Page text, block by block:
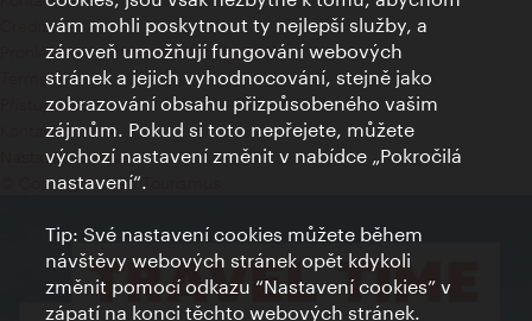
Credits
Prohlášení o ochraně osobních údajů
Terms of Use
Přístupnost
Kontakt pro tisk
Nastavení cookies
© Copyright Wien Tourismus
vám mohli poskytnout ty nejlepší služby, a
zároveň umožňují fungování webových
stránek a jejich vyhodnocování, stejně jako
zobrazování obsahu přizpůsobeného vašim
zájmům. Pokud si toto nepřejete, můžete
výchozí nastavení změnit v nabídce „Pokročilá
nastavení“.
Tip: Své nastavení cookies můžete během
návštěvy webových stránek opět kdykoli
změnit pomocí odkazu “Nastavení cookies” v
zápatí na konci těchto webových stránek.